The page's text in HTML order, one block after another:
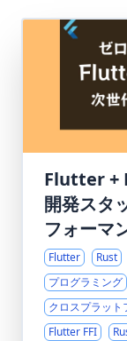
Flutter +
開発スタ
フォーマ
Flutter Rust
プログラミング
クロスプラット
Flutter FFI